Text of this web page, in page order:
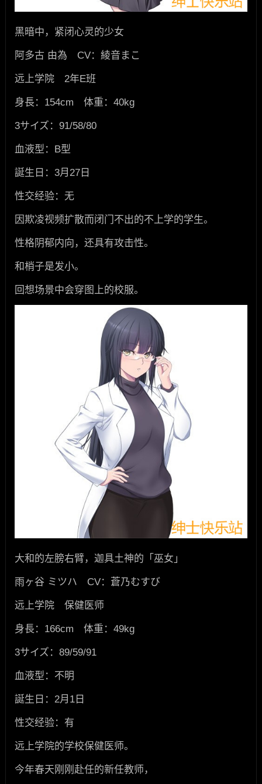
黑暗中，紧闭心灵的少女
阿多古 由為 CV：綾音まこ
远上学院 2年E班
身長：154cm 体重：40kg
3サイズ：91/58/80
血液型：B型
誕生日：3月27日
性交经验：无
因欺凌视频扩散而闭门不出的不上学的学生。
性格阴郁内向，还具有攻击性。
和梢子是发小。
回想场景中会穿图上的校服。
大和的左膀右臂，迦具土神的「巫女」
雨ヶ谷 ミツハ CV：蒼乃むすび
远上学院 保健医师
身長：166cm 体重：49kg
3サイズ：89/59/91
血液型：不明
誕生日：2月1日
性交经验：有
远上学院的学校保健医师。
今年春天刚刚赴任的新任教师，